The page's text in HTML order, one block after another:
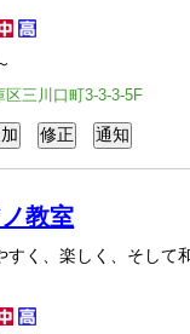
三川口町3-3-3-5F
教室
すく、楽しく、そして